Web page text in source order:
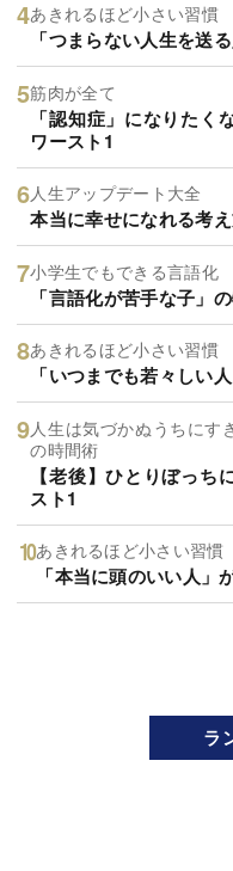
あきれるほど小さい習慣
「つまらない人生を送
筋肉が全て
「認知症」になりたく
ワースト1
人生アップデート大全
本当に幸せになれる考
小学生でもできる言語化
「言語化が苦手な子」
あきれるほど小さい習慣
「いつまでも若々しい
人生は気づかぬうちにす
の時間術
【老後】ひとりぼっ
スト1
あきれるほど小さい習慣
「本当に頭のいい人
ラ